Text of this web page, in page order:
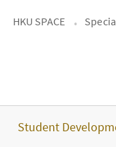
HKU SPACE
Student